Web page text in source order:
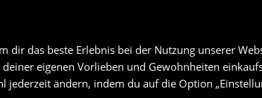
dir das beste Erlebnis bei der Nutzung unserer
eigenen Vorlieben und Gewohnheiten
jederzeit ändern, indem du auf die Option